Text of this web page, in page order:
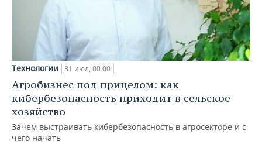
Технологии 31 июл, 00:00
Агробизнес под прицелом: как
кибербезопасность приходит в сельское
хозяйство
Зачем выстраивать кибербезопасность в агросекторе и с
чего начать